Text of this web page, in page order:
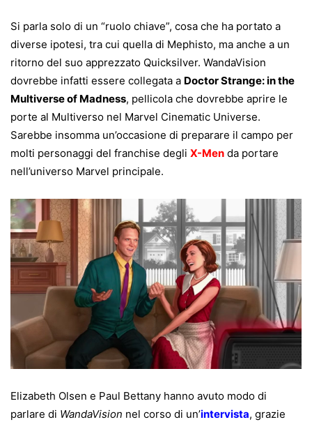
Si parla solo di un “ruolo chiave”, cosa che ha portato a
diverse ipotesi, tra cui quella di Mephisto, ma anche a un
ritorno del suo apprezzato Quicksilver. WandaVision
dovrebbe infatti essere collegata a Doctor Strange: in the
Multiverse of Madness, pellicola che dovrebbe aprire le
porte al Multiverso nel Marvel Cinematic Universe.
Sarebbe insomma un’occasione di preparare il campo per
molti personaggi del franchise degli X-Men da portare
nell’universo Marvel principale.
Elizabeth Olsen e Paul Bettany hanno avuto modo di
parlare di WandaVision nel corso di un’intervista, grazie